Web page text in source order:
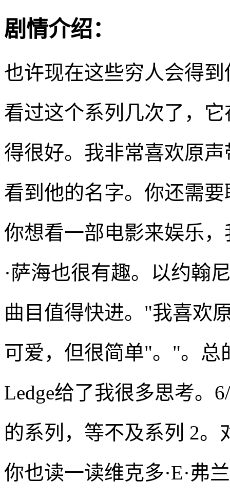
剧情介绍：
也许现在这些穷人会得
看过这个系列几次了，
得很好。我非常喜欢原
看到他的名字。你还需
你想看一部电影来娱乐
·萨海也很有趣。以约翰
曲目值得快进。"我喜欢
可爱，但很简单"。"。总
Ledge给了我很多思考。
的系列，等不及系列 2
你也读一读维克多·E·弗